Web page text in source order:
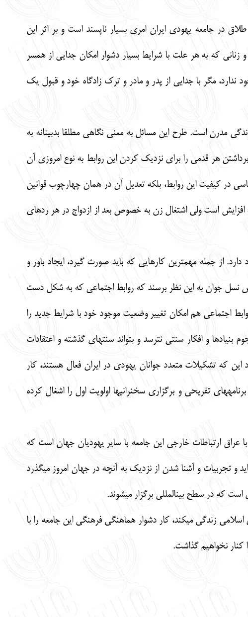
در جامعه يهودي ايران امري بسيار ناپسند است و بر اثر اين
زناني كه به هر علت با شرايط بسيار دشوار امكان جدايي از همسر
ندارد، مگر با جدايي از پدر و مادر و ترك زادگاه خود و قبول يك
مدرن است. طرح اين مسائل به معني نگاهي مطلقا بدبينانه به
هر قدمي را براي نزديك كردن اين روابط به نوع امروزي آن
در كيفيت اين روابط، بلكه تعديل آن در همان چهارچوب قوانين
است ولي اشتغال زن به خصوص بعد از ازدواج در هر رده‏اي
از جمله مهمترين كارهايي كه بايد صورت گيرد، ايجاد باور و
نسل جوان به اين نظر برسند كه روابط اجتماعي كه به شكل دست
اجتماعي هم امكان تغيير وضعيت موجود خود با شرايط جديد را
و افكار سنتي نترسد و بتواند سنت‏هاي گذشته و اعتقادات
كه تشكيلات متعدد جوانان يهودي در ايران فعال هستند، كار
تفريحي و برگزاري سخنراني‏ها اولويت اول را اشغال كرده
يهودي ايراني با توجه به محدوديت‏هاي پس از انقلاب و 8 سال جنگ با عراق ارتباطات خارجي اين جامعه با ساير يهوديان جهان است كه
و تجربيات و آشنا شدن از نزديك به آنچه در جهان امروز مي‏گذرد
كه در سطح بين‏المللي برگزار مي‏شوند.
زندگي مي‏كند، كار دشوار هماهنگي فرهنگي اين جامعه را با
كنار نخواهيم گذاشت.